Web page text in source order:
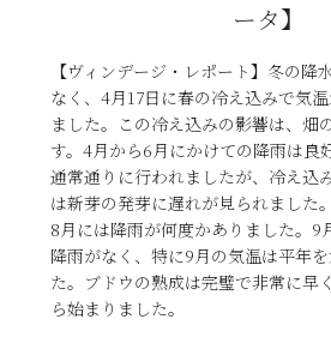
ータ】
【ヴィンデージ・レポート】冬の降
なく、4月17日に春の冷え込みで気
ました。この冷え込みの影響は、畑
す。4月から6月にかけての降雨は良
通常通りに行われましたが、冷え込
は新芽の発芽に遅れが見られました
8月には降雨が何度かありました。9
降雨がなく、特に9月の気温は平年
た。ブドウの熟成は完璧で非常に早
ら始まりました。